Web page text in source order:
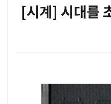
[시계] 시대를